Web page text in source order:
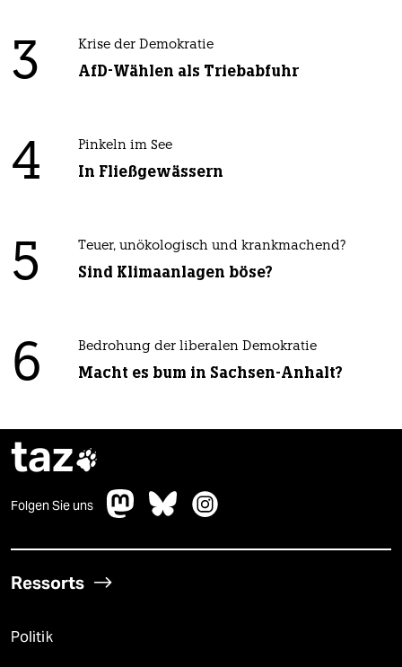
3 Krise der Demokratie
AfD-Wählen als Triebabfuhr
4 Pinkeln im See
In Fließgewässern
5 Teuer, unökologisch und krankmachend?
Sind Klimaanlagen böse?
6 Bedrohung der liberalen Demokratie
Macht es bum in Sachsen-Anhalt?
taz
Folgen Sie uns
Ressorts
Politik